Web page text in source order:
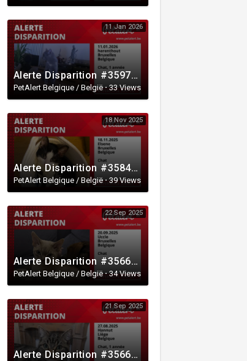
11 Jan 2026
Alerte Disparition #359772 herenthout / Bruxelles / Belgique
PetAlert Belgique / België·33 Views
18 Nov 2025
Alerte Disparition #358465 Elsene / Bruxelles / Belgique
PetAlert Belgique / België·39 Views
22 Sep 2025
Alerte Disparition #356654 Uccle / Bruxelles / Belgique
PetAlert Belgique / België·34 Views
21 Sep 2025
Alerte Disparition #356622 Hannut / Liège / Belgique